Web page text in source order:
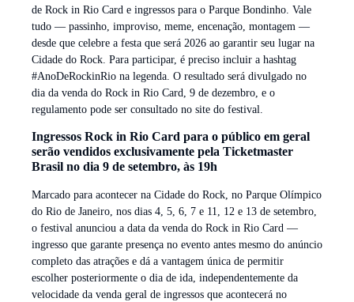
de Rock in Rio Card e ingressos para o Parque Bondinho. Vale
tudo — passinho, improviso, meme, encenação, montagem —
desde que celebre a festa que será 2026 ao garantir seu lugar na
Cidade do Rock. Para participar, é preciso incluir a hashtag
#AnoDeRockinRio na legenda. O resultado será divulgado no
dia da venda do Rock in Rio Card, 9 de dezembro, e o
regulamento pode ser consultado no site do festival.
Ingressos Rock in Rio Card para o público em geral
serão vendidos exclusivamente pela Ticketmaster
Brasil no dia 9 de setembro, às 19h
Marcado para acontecer na Cidade do Rock, no Parque Olímpico
do Rio de Janeiro, nos dias 4, 5, 6, 7 e 11, 12 e 13 de setembro,
o festival anunciou a data da venda do Rock in Rio Card —
ingresso que garante presença no evento antes mesmo do anúncio
completo das atrações e dá a vantagem única de permitir
escolher posteriormente o dia de ida, independentemente da
velocidade da venda geral de ingressos que acontecerá no